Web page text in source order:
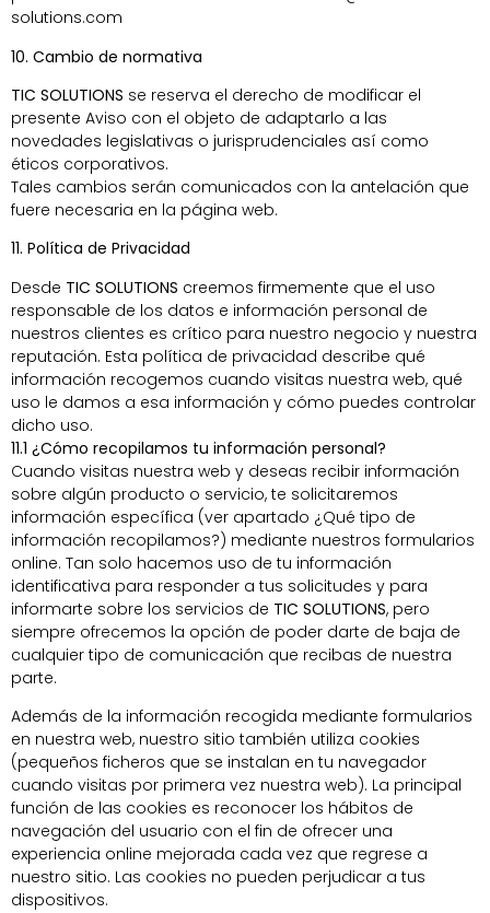
solutions.com
10. Cambio de normativa
TIC SOLUTIONS se reserva el derecho de modificar el
presente Aviso con el objeto de adaptarlo a las
novedades legislativas o jurisprudenciales así como
éticos corporativos.
Tales cambios serán comunicados con la antelación que
fuere necesaria en la página web.
11. Política de Privacidad
Desde TIC SOLUTIONS creemos firmemente que el uso
responsable de los datos e información personal de
nuestros clientes es crítico para nuestro negocio y nuestra
reputación. Esta política de privacidad describe qué
información recogemos cuando visitas nuestra web, qué
uso le damos a esa información y cómo puedes controlar
dicho uso.
11.1 ¿Cómo recopilamos tu información personal?
Cuando visitas nuestra web y deseas recibir información
sobre algún producto o servicio, te solicitaremos
información específica (ver apartado ¿Qué tipo de
información recopilamos?) mediante nuestros formularios
online. Tan solo hacemos uso de tu información
identificativa para responder a tus solicitudes y para
informarte sobre los servicios de TIC SOLUTIONS, pero
siempre ofrecemos la opción de poder darte de baja de
cualquier tipo de comunicación que recibas de nuestra
parte.
Además de la información recogida mediante formularios
en nuestra web, nuestro sitio también utiliza cookies
(pequeños ficheros que se instalan en tu navegador
cuando visitas por primera vez nuestra web). La principal
función de las cookies es reconocer los hábitos de
navegación del usuario con el fin de ofrecer una
experiencia online mejorada cada vez que regrese a
nuestro sitio. Las cookies no pueden perjudicar a tus
dispositivos.